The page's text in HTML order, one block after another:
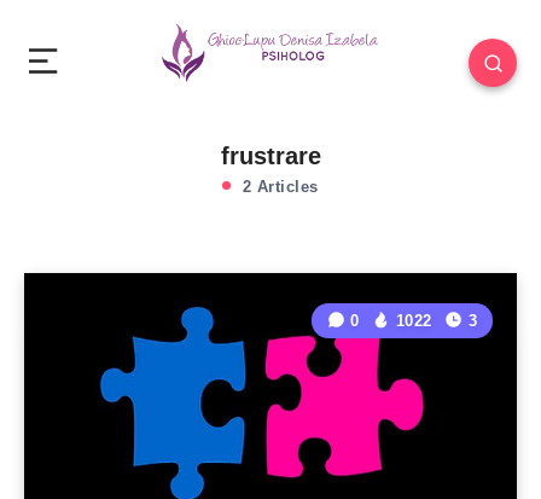
frustrare
2 Articles
0 1022 3